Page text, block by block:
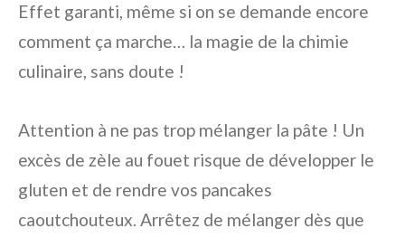
Effet garanti, même si on se demande encore
comment ça marche… la magie de la chimie
culinaire, sans doute !
Attention à ne pas trop mélanger la pâte ! Un
excès de zèle au fouet risque de développer le
gluten et de rendre vos pancakes
caoutchouteux. Arrêtez de mélanger dès que